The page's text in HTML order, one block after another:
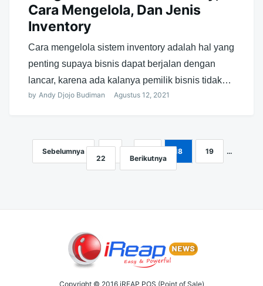
Cara Mengelola, Dan Jenis
Inventory
Cara mengelola sistem inventory adalah hal yang
penting supaya bisnis dapat berjalan dengan
lancar, karena ada kalanya pemilik bisnis tidak…
by Andy Djojo Budiman Agustus 12, 2021
Navigasi
pos
Sebelumnya 18 19
…
22
Berikutnya
Copyright © 2016 iREAP POS (Point of Sale)